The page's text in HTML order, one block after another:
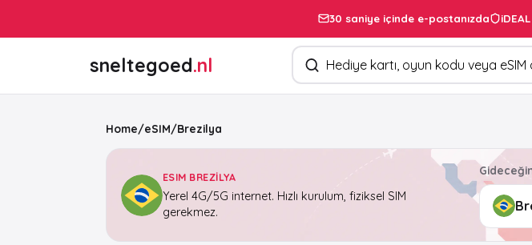
30 saniye içinde e-postanızda
sneltegoed.nl Ürün arayın
Home/eSIM/Brezilya
ESIM BREZILYA
Yerel 4G/5G internet. Hızlı kurulum, fiziksel SIM
gerekmez.